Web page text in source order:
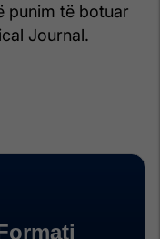
punim të botuar
Journal.